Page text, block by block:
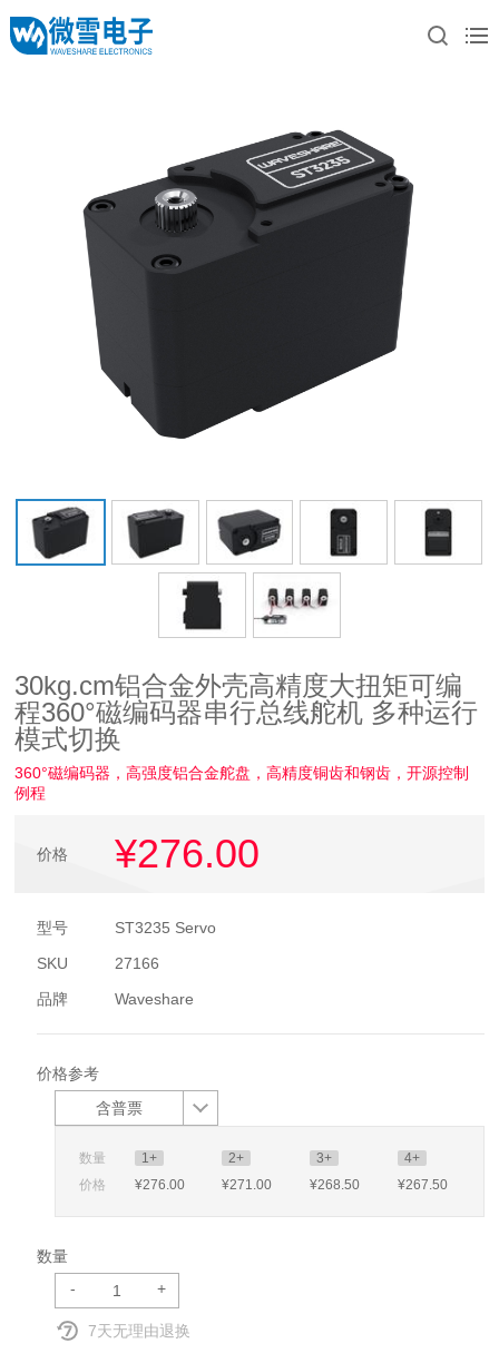
30kg.cm铝合金外壳高精度大扭矩可编
程360°磁编码器串行总线舵机 多种运行
模式切换
360°磁编码器，高强度铝合金舵盘，高精度铜齿和钢齿，开源控制
例程
价格 ¥276.00
型号
ST3235 Servo
SKU
27166
品牌
Waveshare
价格参考
含普票
数量 1+ 2+ 3+
4+
价格
¥276.00 ¥271.00 ¥268.50 ¥267.50
数量
-
+
7天无理由退换